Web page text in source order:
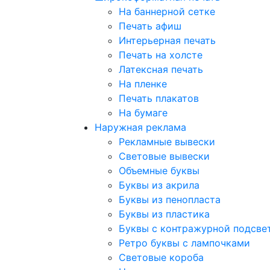
На баннерной сетке
Печать афиш
Интерьерная печать
Печать на холсте
Латексная печать
На пленке
Печать плакатов
На бумаге
Наружная реклама
Рекламные вывески
Световые вывески
Объемные буквы
Буквы из акрила
Буквы из пенопласта
Буквы из пластика
Буквы с контражурной
Ретро буквы с лампочками
Световые короба